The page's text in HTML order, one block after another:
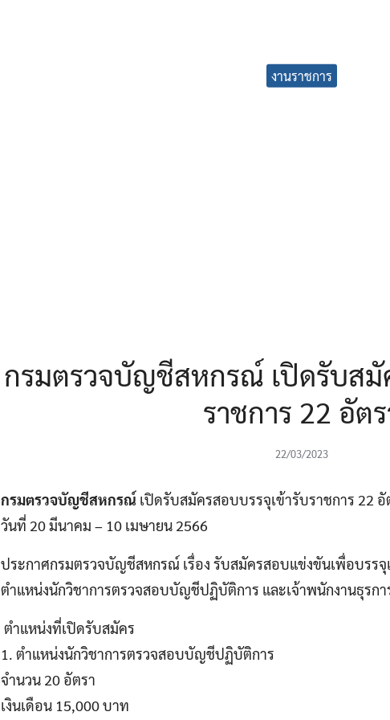
งานราชการ
กรมตรวจบัญชีสหกรณ์ เปิดรับสมั
ราชการ 22 อัต
22/03/2023
กรมตรวจบัญชีสหกรณ์ เปิดรับสมัครสอบบรรจุเข้ารับราชการ 22
วันที่ 20 มีนาคม – 10 เมษายน 2566
ประกาศกรมตรวจบัญชีสหกรณ์ เรื่อง รับสมัครสอบแข่งขันเพื่อบรรจุ
ตำแหน่งนักวิชาการตรวจสอบบัญชีปฏิบัติการ และเจ้าพนักงานธุรก
ตำแหน่งที่เปิดรับสมัคร
1. ตำแหน่งนักวิชาการตรวจสอบบัญชีปฏิบัติการ
จำนวน 20 อัตรา
เงินเดือน 15,000 บาท